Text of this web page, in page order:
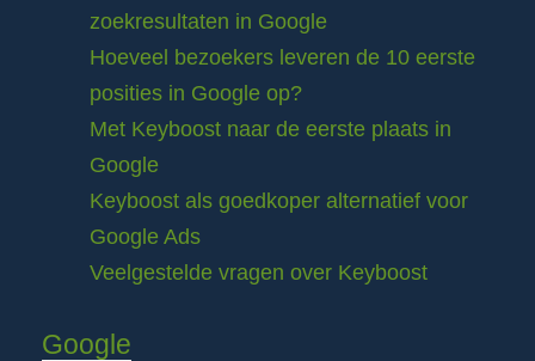
zoekresultaten in Google
Hoeveel bezoekers leveren de 10 eerste
posities in Google op?
Met Keyboost naar de eerste plaats in
Google
Keyboost als goedkoper alternatief voor
Google Ads
Veelgestelde vragen over Keyboost
Google